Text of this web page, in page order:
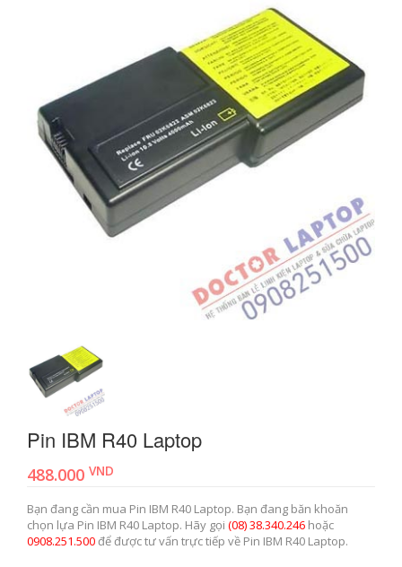
Pin IBM R40 Laptop
488.000 VND
Bạn đang cần mua Pin IBM R40 Laptop. Bạn đang băn khoăn
chọn lựa Pin IBM R40 Laptop. Hãy gọi (08) 38.340.246 hoặc
0908.251.500để được tư vấn trực tiếp về Pin IBM R40 Laptop.